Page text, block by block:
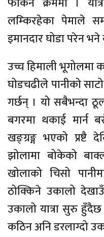
लम्किरहेका पेमाले
इमानदार घोडा परेन
उच्च हिमाली भूगोलमा
घोडचढीले पानीको
गर्छन् । यो सबैभन्दा
बगरमा थकाई
खङ्ग्रङ्ग भएको
झोलामा बोकेको
खोलाको चिसो
ठोक्किने उकालो
उकालो यात्रा सुरु
कठिन अनि डरलाग्दो